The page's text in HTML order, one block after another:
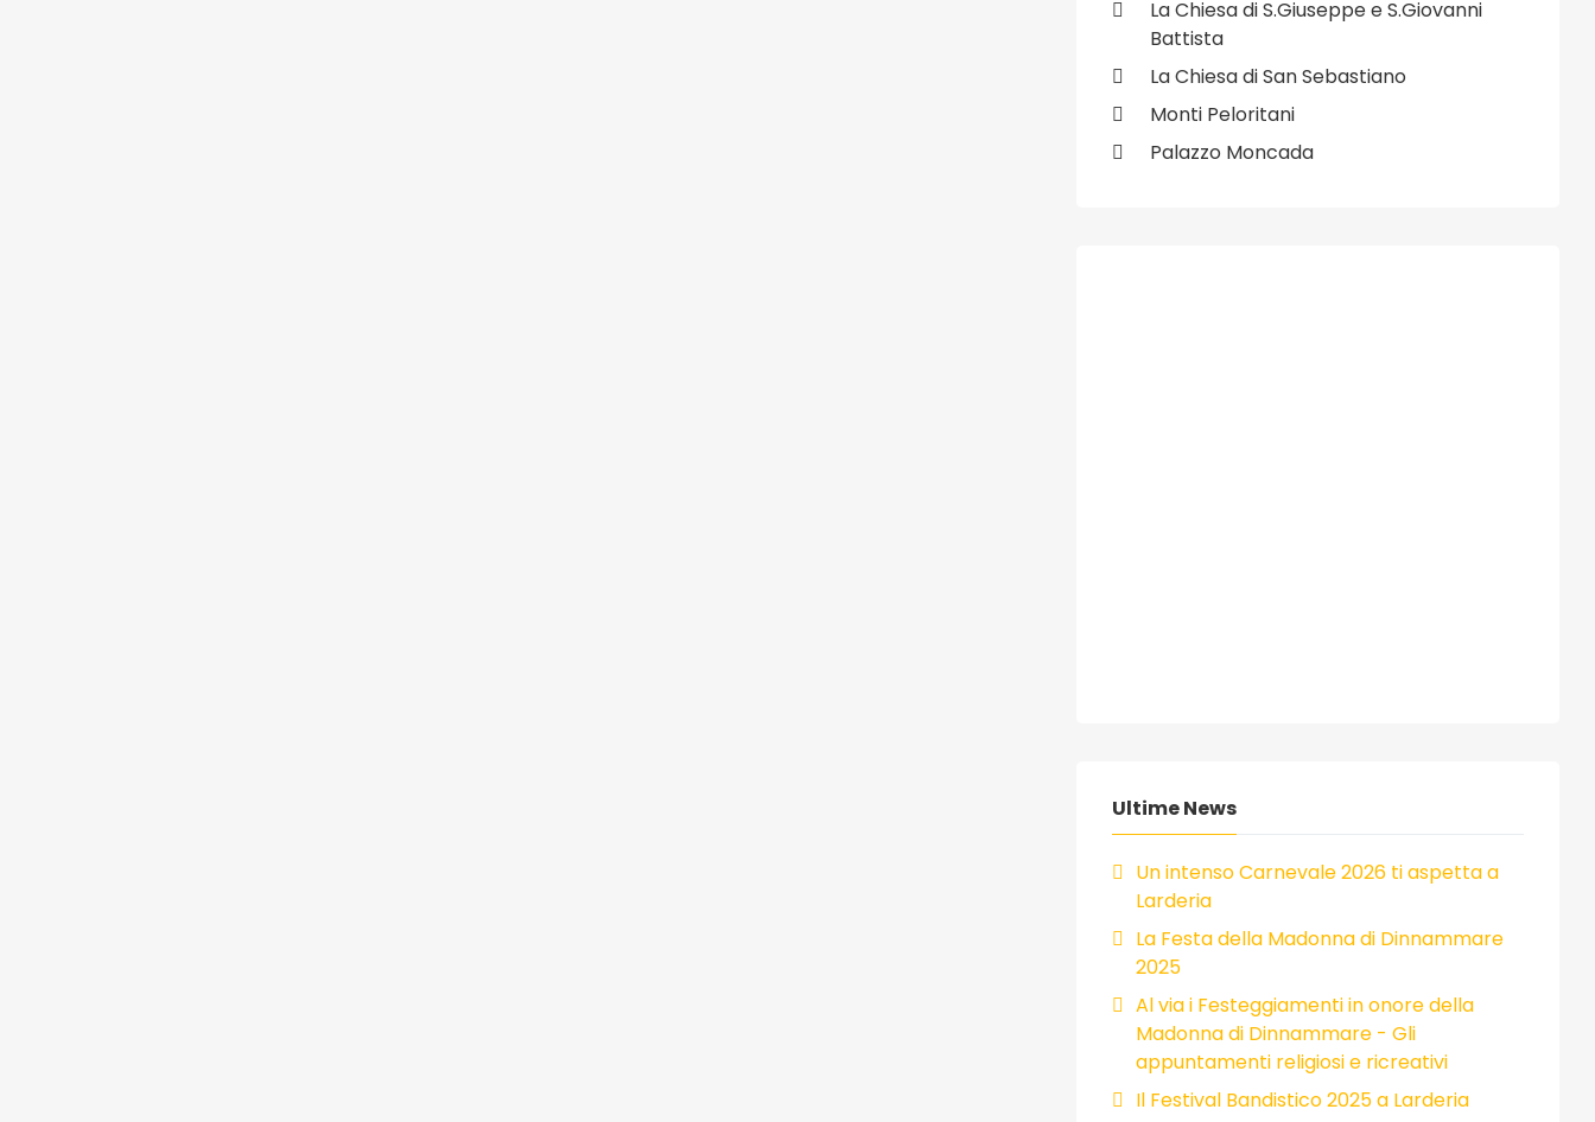
La Chiesa di S.Giuseppe e S.Giovanni
Battista
La Chiesa di San Sebastiano
Monti Peloritani
Palazzo Moncada
Ultime News
Un intenso Carnevale 2026 ti aspetta a
Larderia
La Festa della Madonna di Dinnammare
2025
Al via i Festeggiamenti in onore della
Madonna di Dinnammare - Gli
appuntamenti religiosi e ricreativi
Il Festival Bandistico 2025 a Larderia